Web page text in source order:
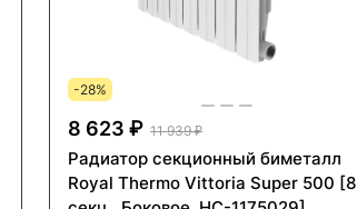
-28%
8 623 ₽ 11 939 ₽
Радиатор секционный биметалл
Royal Thermo Vittoria Super 500 [8